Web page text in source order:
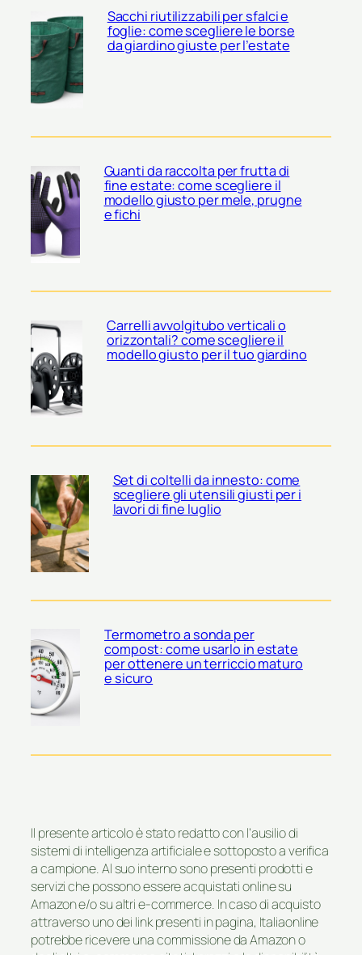
Sacchi riutilizzabili per sfalci e
foglie: come scegliere le borse
da giardino giuste per l’estate
Guanti da raccolta per frutta di
fine estate: come scegliere il
modello giusto per mele, prugne
e fichi
Carrelli avvolgitubo verticali o
orizzontali? come scegliere il
modello giusto per il tuo giardino
Set di coltelli da innesto: come
scegliere gli utensili giusti per i
lavori di fine luglio
Termometro a sonda per
compost: come usarlo in estate
per ottenere un terriccio maturo
e sicuro
Il presente articolo è stato redatto con l’ausilio di
sistemi di intelligenza artificiale e sottoposto a verifica
a campione. Al suo interno sono presenti prodotti e
servizi che possono essere acquistati online su
Amazon e/o su altri e-commerce. In caso di acquisto
attraverso uno dei link presenti in pagina, Italiaonline
potrebbe ricevere una commissione da Amazon o